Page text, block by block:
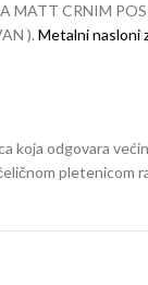
MATT CRNIM
). Metalni nasloni
koja odgovara
pletenicom